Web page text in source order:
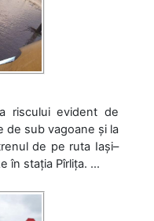
riscului evident de
de sub vagoane și la
de pe ruta Iași–
în stația Pîrlița. ...